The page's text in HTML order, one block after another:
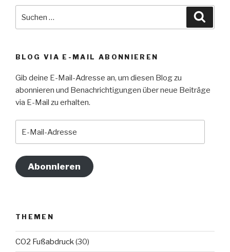
BLOG VIA E-MAIL ABONNIEREN
Gib deine E-Mail-Adresse an, um diesen Blog zu
abonnieren und Benachrichtigungen über neue Beiträge
via E-Mail zu erhalten.
Abonnieren
THEMEN
CO2 Fußabdruck(30)